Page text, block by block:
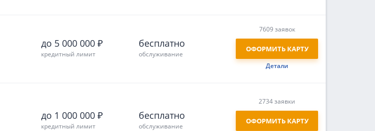
до 5 000 000 ₽
кредитный лимит
бесплатно
обслуживание
7609 заявок
ОФОРМИТЬ КАРТУ
Детали
до 1 000 000 ₽
кредитный лимит
бесплатно
обслуживание
2734 заявки
ОФОРМИТЬ КАРТУ